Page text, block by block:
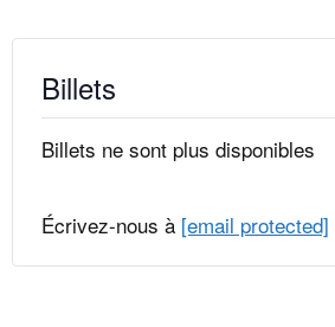
Billets
Billets ne sont plus disponibles
Écrivez-nous à [email protected]